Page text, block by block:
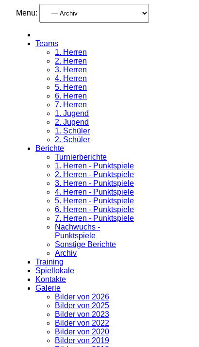
Menu:
Teams
1. Herren
2. Herren
3. Herren
4. Herren
5. Herren
6. Herren
7. Herren
1. Jugend
2. Jugend
1. Schüler
2. Schüler
Berichte
Turnierberichte
1. Herren - Punktspiele
2. Herren - Punktspiele
3. Herren - Punktspiele
4. Herren - Punktspiele
5. Herren - Punktspiele
6. Herren - Punktspiele
7. Herren - Punktspiele
Nachwuchs -
Punktspiele
Sonstige Berichte
Archiv
Training
Spiellokale
Kontakte
Galerie
Bilder von 2026
Bilder von 2025
Bilder von 2023
Bilder von 2022
Bilder von 2020
Bilder von 2019